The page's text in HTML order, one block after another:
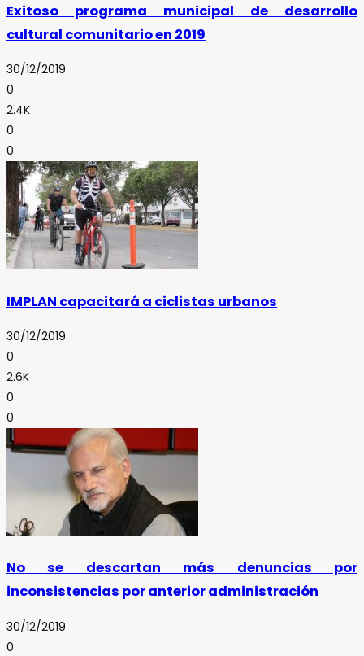
Exitoso programa municipal de desarrollo
cultural comunitario en 2019
30/12/2019
0
2.4K
0
0
IMPLAN capacitará a ciclistas urbanos
30/12/2019
0
2.6K
0
0
No se descartan más denuncias por
inconsistencias por anterior administración
30/12/2019
0